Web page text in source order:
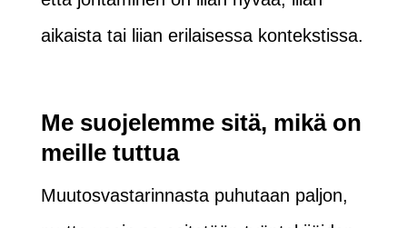
aikaista tai liian erilaisessa kontekstissa.
Me suojelemme sitä, mikä on
meille tuttua
Muutosvastarinnasta puhutaan paljon,